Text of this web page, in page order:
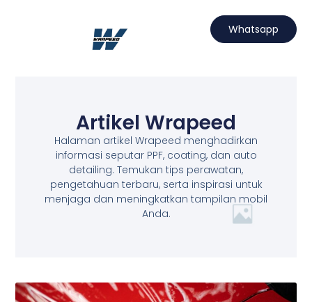
Whatsapp
Artikel Wrapeed
Halaman artikel Wrapeed menghadirkan
informasi seputar PPF, coating, dan auto
detailing. Temukan tips perawatan,
pengetahuan terbaru, serta inspirasi untuk
menjaga dan meningkatkan tampilan mobil
Anda.